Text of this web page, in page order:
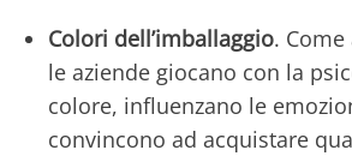
Colori dell’imballaggio.
le aziende giocano con la
colore, influenzano le
convincono ad acquistare